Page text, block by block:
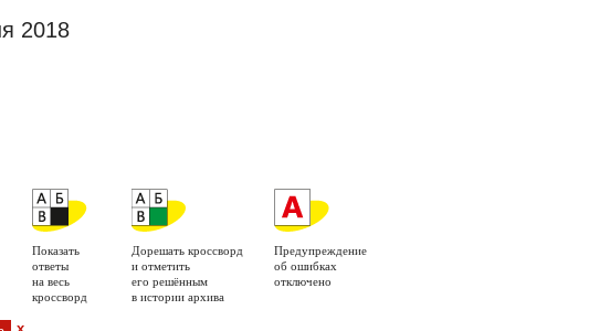
2018
Показать
ответы
на весь
кроссворд
Дорешать кроссворд
и отметить
его решённым
в истории архива
Предупреждение
об ошибках
отключено